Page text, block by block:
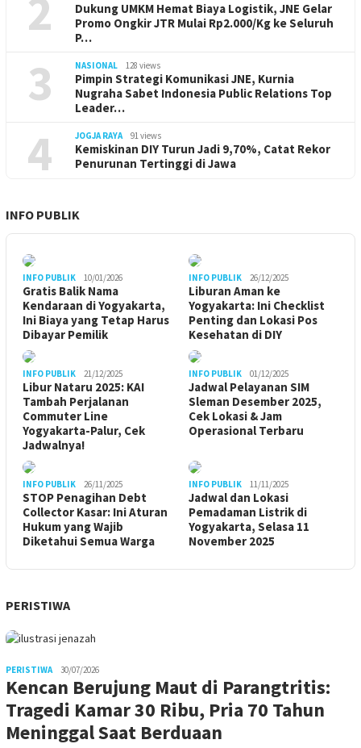
2
Dukung UMKM Hemat Biaya Logistik, JNE Gelar
Promo Ongkir JTR Mulai Rp2.000/Kg ke Seluruh
P…
3 NASIONAL 128 views
Pimpin Strategi Komunikasi JNE, Kurnia
Nugraha Sabet Indonesia Public Relations Top
Leader…
4 JOGJA RAYA 91 views
Kemiskinan DIY Turun Jadi 9,70%, Catat Rekor
Penurunan Tertinggi di Jawa
INFO PUBLIK
INFO PUBLIK 10/01/2026
Gratis Balik Nama
Kendaraan di Yogyakarta,
Ini Biaya yang Tetap Harus
Dibayar Pemilik
INFO PUBLIK 26/12/2025
Liburan Aman ke
Yogyakarta: Ini Checklist
Penting dan Lokasi Pos
Kesehatan di DIY
INFO PUBLIK 21/12/2025
Libur Nataru 2025: KAI
Tambah Perjalanan
Commuter Line
Yogyakarta-Palur, Cek
Jadwalnya!
INFO PUBLIK 01/12/2025
Jadwal Pelayanan SIM
Sleman Desember 2025,
Cek Lokasi & Jam
Operasional Terbaru
INFO PUBLIK 26/11/2025
STOP Penagihan Debt
Collector Kasar: Ini Aturan
Hukum yang Wajib
Diketahui Semua Warga
INFO PUBLIK 11/11/2025
Jadwal dan Lokasi
Pemadaman Listrik di
Yogyakarta, Selasa 11
November 2025
PERISTIWA
PERISTIWA 30/07/2026
Kencan Berujung Maut di Parangtritis:
Tragedi Kamar 30 Ribu, Pria 70 Tahun
Meninggal Saat Berduaan